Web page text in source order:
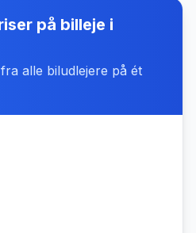
på billeje i
alle biludlejere på ét